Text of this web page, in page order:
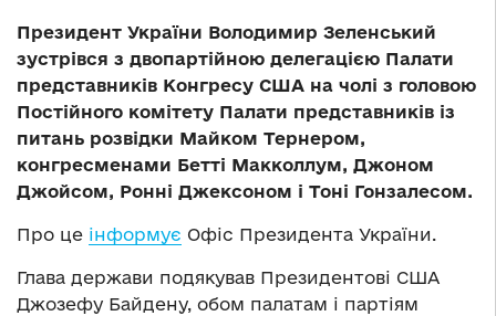
Президент України Володимир Зеленський
зустрівся з двопартійною делегацією Палати
представників Конгресу США на чолі з головою
Постійного комітету Палати представників із
питань розвідки Майком Тернером,
конгресменами Бетті Макколлум, Джоном
Джойсом, Ронні Джексоном і Тоні Гонзалесом.
Про це інформує Офіс Президента України.
Глава держави подякував Президентові США
Джозефу Байдену, обом палатам і партіям